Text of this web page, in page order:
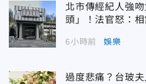
北市傳經紀人強
頭」！法官怒：
6小時前 娛樂
過度悲痛？台玻